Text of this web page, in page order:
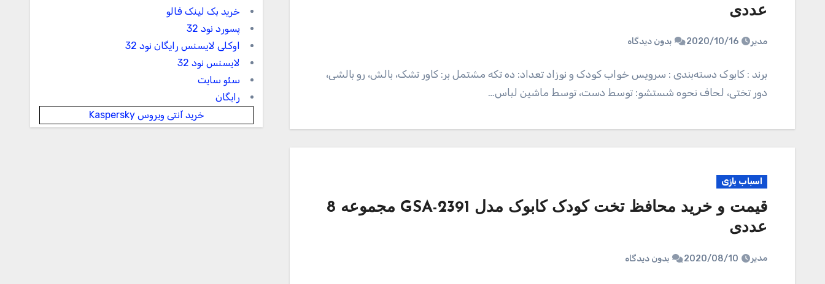
عددی
مدیر 2020/10/16 بدون دیدگاه
برند : کابوک دسته‌بندی : سرویس خواب کودک و نوزاد تعداد: ده تکه مشتمل بر: کاور تشک، بالش، رو بالشی،
دور تختی، لحاف نحوه شستشو: توسط دست، توسط ماشین لباس…
اسباب بازی
قیمت و خرید محافظ تخت کودک کابوک مدل GSA-2391 مجموعه 8
عددی
مدیر 2020/08/10 بدون دیدگاه
خرید بک لینک فالو
پسورد نود 32
اوکلی لایسنس رایگان نود 32
لایسنس نود 32
سئو سایت
رایگان
خرید آنتی ویروس Kaspersky